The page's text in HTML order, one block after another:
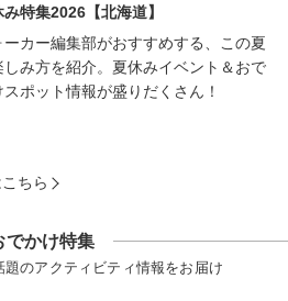
特集2026【北海道】
ーカー編集部がおすすめする、この夏
しみ方を紹介。夏休みイベント＆おで
スポット情報が盛りだくさん！
ちら
でかけ特集
のアクティビティ情報をお届け